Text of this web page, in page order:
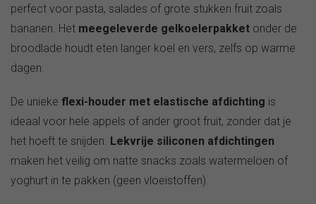
perfect voor pasta, salades of grote stukken fruit zoals
bananen. Het meegeleverde gelkoelerpakket onder de
broodlade houdt eten langer koel en vers, zelfs op warme
dagen.
De unieke flexi-houder met elastische afdichting is
ideaal voor hele appels of ander groot fruit, zonder dat je
het hoeft te snijden. Lekvrije siliconen afdichtingen
maken het veilig om natte snacks zoals watermeloen of
yoghurt in te pakken (geen vloeistoffen).